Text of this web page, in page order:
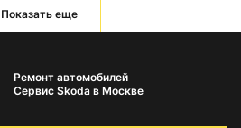
Показать еще
Ремонт автомобилей
Сервис Skoda в Москве